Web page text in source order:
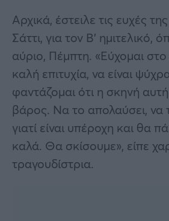
Αρχικά, έστειλε τις ευχές
Σάττι, για τον Β’ ημιτελικό,
αύριο, Πέμπτη. «Εύχομαι στο
καλή επιτυχία, να είναι
φαντάζομαι ότι η σκηνή αυτή
βάρος. Να το απολαύσει, να
γιατί είναι υπέροχη και θα
καλά. Θα σκίσουμε», είπε
τραγουδίστρια.